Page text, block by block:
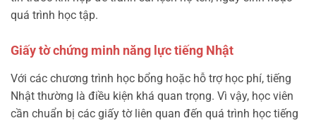
quá trình học tập.
Giấy tờ chứng minh năng lực tiếng Nhật
Với các chương trình học bổng hoặc hỗ trợ học phí, tiếng
Nhật thường là điều kiện khá quan trọng. Vì vậy, học viên
cần chuẩn bị các giấy tờ liên quan đến quá trình học tiếng